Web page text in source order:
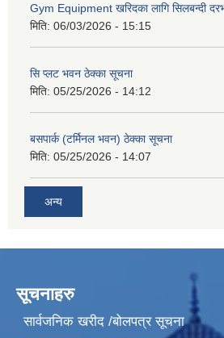
Gym Equipment खरिदका लागि सिलबन्दी
मिति: 06/03/2026 - 15:15
सि प्लट भवन ठेक्का सूचना
मिति: 05/25/2026 - 14:12
बसपार्क (टर्मिनल भवन) ठेक्का सूचना
मिति: 05/25/2026 - 14:07
अन्य
सूचनाहरु
सार्वजनिक खरीद /बोलपत्र सूचना